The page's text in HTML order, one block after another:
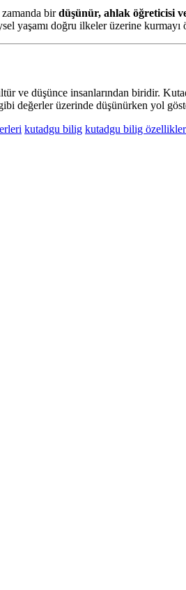
birdüşünür, ahlak öğreticisi
yaşamı doğru ilkeler üzerine
ve düşünce insanlarından biridir.
değerler üzerinde düşünürken yol
kutadgu bilig kutadgu bilig